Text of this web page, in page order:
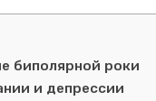
биполярной роки
и депрессии